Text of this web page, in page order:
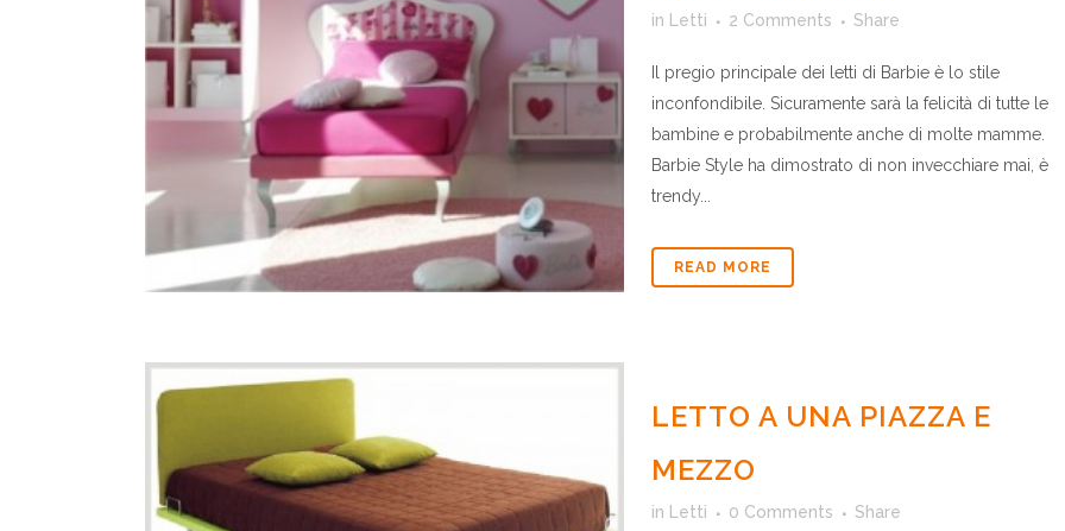
in Letti 2 Comments Share
Il pregio principale dei letti di Barbie è lo stile
inconfondibile. Sicuramente sarà la felicità di tutte le
bambine e probabilmente anche di molte mamme.
Barbie Style ha dimostrato di non invecchiare mai, è
trendy...
READ MORE
LETTO A UNA PIAZZA E
MEZZO
in Letti 0 Comments Share